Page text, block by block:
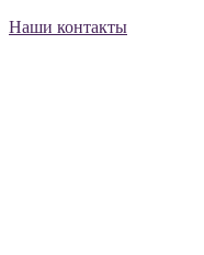
Наши контакты